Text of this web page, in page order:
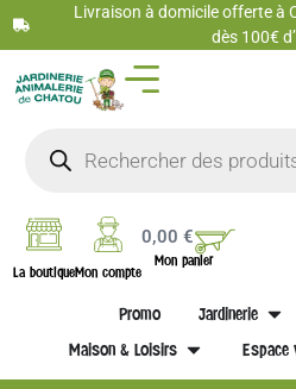
Livraison à domicile offerte à
dès 100€
La boutiqueMon compte
0,00€
Mon panier
Promo Jardinerie
Maison & Loisirs
Espace